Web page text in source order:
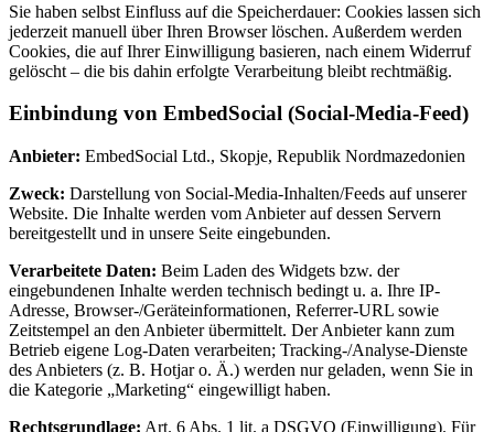
Sie haben selbst Einfluss auf die Speicherdauer: Cookies lassen sich
jederzeit manuell über Ihren Browser löschen. Außerdem werden
Cookies, die auf Ihrer Einwilligung basieren, nach einem Widerruf
gelöscht – die bis dahin erfolgte Verarbeitung bleibt rechtmäßig.
Einbindung von EmbedSocial (Social-Media-Feed)
Anbieter: EmbedSocial Ltd., Skopje, Republik Nordmazedonien
Zweck: Darstellung von Social-Media-Inhalten/Feeds auf unserer
Website. Die Inhalte werden vom Anbieter auf dessen Servern
bereitgestellt und in unsere Seite eingebunden.
Verarbeitete Daten: Beim Laden des Widgets bzw. der
eingebundenen Inhalte werden technisch bedingt u. a. Ihre IP-
Adresse, Browser-/Geräteinformationen, Referrer-URL sowie
Zeitstempel an den Anbieter übermittelt. Der Anbieter kann zum
Betrieb eigene Log-Daten verarbeiten; Tracking-/Analyse-Dienste
des Anbieters (z. B. Hotjar o. Ä.) werden nur geladen, wenn Sie in
die Kategorie „Marketing“ eingewilligt haben.
Rechtsgrundlage: Art. 6 Abs. 1 lit. a DSGVO (Einwilligung). Für